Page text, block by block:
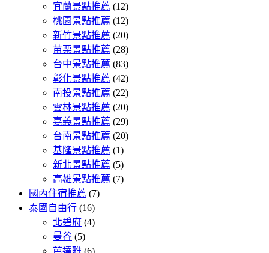
宜蘭景點推薦 (12)
桃園景點推薦 (12)
新竹景點推薦 (20)
苗栗景點推薦 (28)
台中景點推薦 (83)
彰化景點推薦 (42)
南投景點推薦 (22)
雲林景點推薦 (20)
嘉義景點推薦 (29)
台南景點推薦 (20)
基隆景點推薦 (1)
新北景點推薦 (5)
高雄景點推薦 (7)
國內住宿推薦 (7)
泰國自由行 (16)
北碧府 (4)
曼谷 (5)
芭達雅 (6)